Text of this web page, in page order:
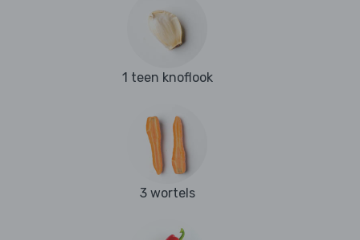
1 teen knoflook
3 wortels